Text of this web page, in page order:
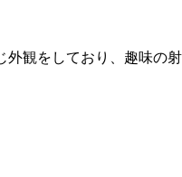
観をしており、趣味の